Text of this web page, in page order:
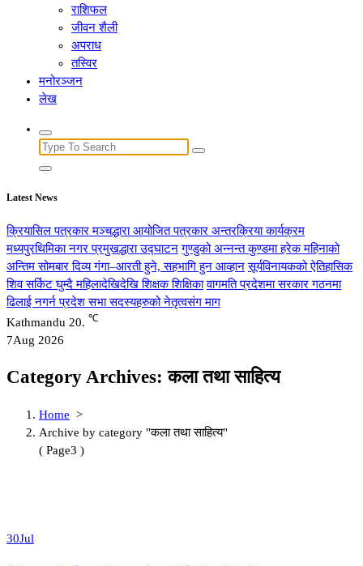
राशिफल
जीवन शैली
अपराध
तस्विर
मनोरञ्जन
लेख
Search
for:
Latest News
क्रियासिल पत्रकार मञ्चद्धारा आयोजित पत्रकार अन्तरक्रिया कार्यक्रम
मध्यपुरथिमिका नगर प्रमुखद्धारा उद्घाटन गुण्डुको अन्नन्त कुण्डमा हरेक महिनाको
अन्तिम सोमबार दिव्य गंगा–आरती हुने, सहभागि हुन आव्हान सूर्यविनायकको ऐतिहासिक
शिव सर्किट घुम्दै महिलादेखिदेखि शिक्षक शिक्षिका वागमति प्रदेशमा सरकार गठनमा
ढिलाई नगर्न प्रदेश सभा सदस्यहरुको नेतृत्वसंग माग
Kathmandu 20. ℃
7Aug 2026
Category Archives: कला तथा साहित्य
Home >
Archive by category "कला तथा साहित्य"
( Page3 )
30Jul